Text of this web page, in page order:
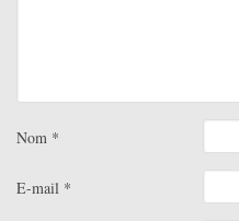
Nom *
E-mail *